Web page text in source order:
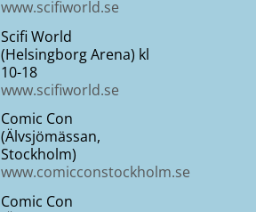
www.scifiworld.se
Scifi World
(Helsingborg Arena) kl
10-18
www.scifiworld.se
Comic Con
(Älvsjömässan,
Stockholm)
www.comicconstockholm.se
Comic Con